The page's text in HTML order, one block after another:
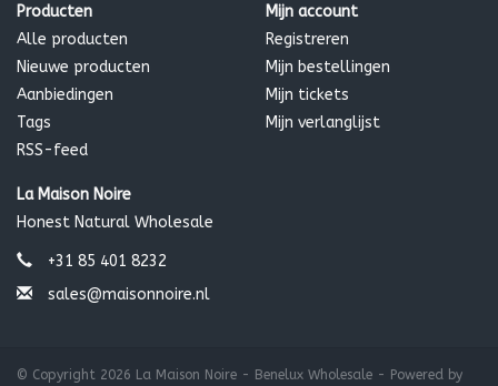
* biologisch & koudgeperst ‡ wild geoogst
Producten
Alle producten
Nieuwe producten
Aanbiedingen
Tags
RSS-feed
Mijn account
Registreren
Mijn bestellingen
Mijn tickets
Mijn verlanglijst
La Maison Noire
Honest Natural Wholesale
+31 85 401 8232
sales@maisonnoire.nl
© Copyright 2026 La Maison Noire - Benelux Wholesale - Powered by